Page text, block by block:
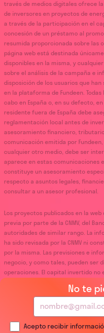
No te
Acepto recibir
través de medios digitales ofrece
de inversores en proyectos de
a través de la participación en el
concesión de un préstamo al
resumida proporcionada sobre las
página web está destinada
disponibles en la misma, y
sobre el análisis de la campaña e
disposición de los usuarios que
en la plataforma de Fundeen.
cabo en España o, en su defecto,
residente fuera de España debe
reglamentación local antes de
asesoramiento financiero,
comunicación emitida por
cualquier otro medio, debe ser
aparece en estas comunicaciones
constituye un asesoramiento
respecto a asuntos legales,
consultar a un asesor profesional.
Los proyectos publicados en la
previa por parte de la CNMV, del
autoridades de similar rango. La
ha sido revisada por la CNMV ni
por la misma. Las previsiones e
negocio, y como tales, pueden ser
operaciones. El capital invertido
La información resumida
inversión en esta página web está
tipos de inversiones disponibles en